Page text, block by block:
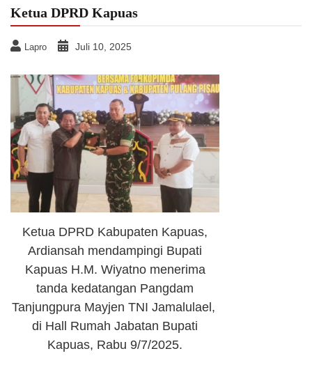
Ketua DPRD Kapuas
Lapro Juli 10, 2025
Ketua DPRD Kabupaten Kapuas,
Ardiansah mendampingi Bupati
Kapuas H.M. Wiyatno menerima
tanda kedatangan Pangdam
Tanjungpura Mayjen TNI Jamalulael,
di Hall Rumah Jabatan Bupati
Kapuas, Rabu 9/7/2025.